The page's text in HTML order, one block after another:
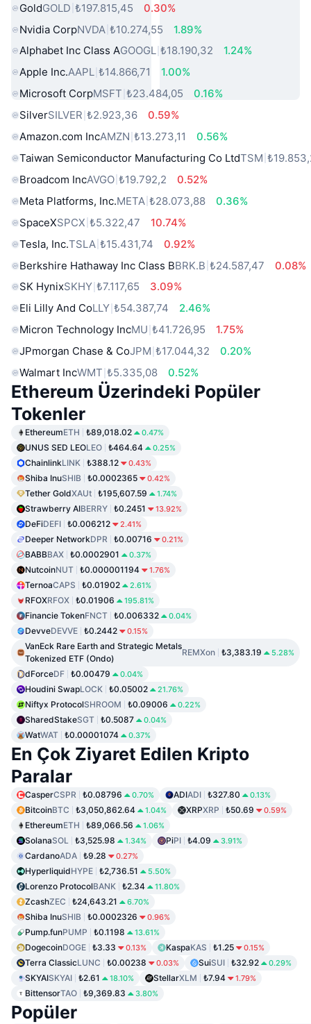
GoldGOLD ₺197.815,45
0.30%
Nvidia CorpNVDA ₺10.274,55
1.89%
Alphabet Inc Class AGOOGL ₺18.190,32
1.24%
Apple Inc.AAPL ₺14.866,71
1.00%
Microsoft CorpMSFT ₺23.484,05
0.16%
SilverSILVER ₺2.923,36
0.59%
Amazon.com IncAMZN ₺13.273,11
0.56%
Taiwan Semiconductor Manufacturing Co LtdTSM
Broadcom IncAVGO ₺19.792,2
0.52%
Meta Platforms, Inc.META ₺28.073,88
0.36%
SpaceXSPCX ₺5.322,47
10.74%
Tesla, Inc.TSLA ₺15.431,74
0.92%
Berkshire Hathaway Inc Class BBRK.B ₺24.587,47
0.08%
SK HynixSKHY ₺7.117,65
3.09%
Eli Lilly And CoLLY ₺54.387,74
2.46%
Micron Technology IncMU ₺41.726,95
1.75%
JPmorgan Chase & CoJPM ₺17.044,32
0.20%
Walmart IncWMT ₺5.335,08 0.52%
Ethereum Üzerindeki Popüler
Tokenler
EthereumETH ₺89,018.02 0.47%
UNUS SED LEOLEO ₺464.64 0.25%
ChainlinkLINK ₺388.12 0.43%
Shiba InuSHIB ₺0.0002365 0.42%
Tether GoldXAUt ₺195,607.59 1.74%
Strawberry AIBERRY ₺0.2451 13.92%
DeFiDEFI ₺0.006212 2.41%
Deeper NetworkDPR ₺0.00716 0.21%
BABBBAX ₺0.0002901 0.37%
NutcoinNUT ₺0.000001194 1.76%
TernoaCAPS ₺0.01902 2.61%
RFOXRFOX ₺0.01906 195.81%
Financie TokenFNCT ₺0.006332 0.04%
DevveDEVVE ₺0.2442 0.15%
VanEck Rare Earth and Strategic Metals
Tokenized ETF (Ondo)
REMXon ₺3,383.19 5.28%
dForceDF ₺0.00479 0.04%
Houdini SwapLOCK ₺0.05002 21.76%
Niftyx ProtocolSHROOM ₺0.09006 0.22%
SharedStakeSGT ₺0.5087 0.04%
WatWAT ₺0.00001074 0.37%
En Çok Ziyaret Edilen Kripto
Paralar
CasperCSPR ₺0.08796 0.70% ADIADI ₺327.80 0.13%
BitcoinBTC ₺3,050,862.64 1.04% XRPXRP ₺50.69 0.59%
EthereumETH ₺89,066.56 1.06%
SolanaSOL ₺3,525.98 1.34% PiPI ₺4.09 3.91%
CardanoADA ₺9.28 0.27%
HyperliquidHYPE ₺2,736.51 5.50%
Lorenzo ProtocolBANK ₺2.34 11.80%
ZcashZEC ₺24,643.21 6.70%
Shiba InuSHIB ₺0.0002326 0.96%
Pump.funPUMP ₺0.1198 13.61%
DogecoinDOGE ₺3.33 0.13% KaspaKAS ₺1.25 0.15%
Terra ClassicLUNC ₺0.00238 0.03% SuiSUI ₺32.92 0.29%
SKYAISKYAI ₺2.61 18.10% StellarXLM ₺7.94 1.79%
BittensorTAO ₺9,369.83 3.80%
Popüler